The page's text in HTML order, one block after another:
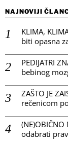
NAJNOVIJI
KLIMA,
biti opasna
PEDIJATRI
bebinog
ZAŠTO JE
rečenicom
(NE)OBIČNO
odabrati